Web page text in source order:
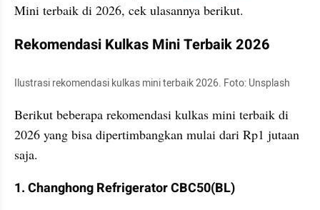
Mini terbaik di 2026, cek ulasannya berikut.
Rekomendasi Kulkas Mini Terbaik 2026
Ilustrasi rekomendasi kulkas mini terbaik 2026. Foto: Unsplash
Berikut beberapa rekomendasi kulkas mini terbaik di
2026 yang bisa dipertimbangkan mulai dari Rp1 jutaan
saja.
1. Changhong Refrigerator CBC50(BL)